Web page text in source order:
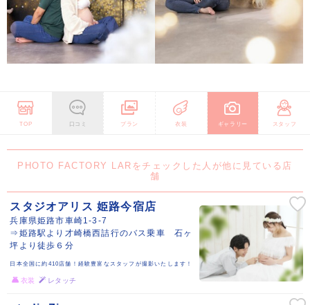
TOP 口コミ プラン 衣装 ギャラリー スタッフ
PHOTO FACTORY LARをチェックした人が他に見ている店
舗
スタジオアリス 姫路今宿店
兵庫県姫路市車崎1-3-7
⇒姫路駅より才崎橋西詰行のバス乗車 石ヶ
坪より徒歩６分
日本全国に約410店舗！経験豊富なスタッフが撮影いたします！
衣装 レタッチ